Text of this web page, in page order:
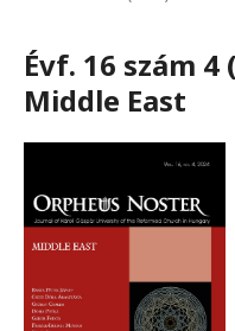
Évf. 16 szám
Middle East